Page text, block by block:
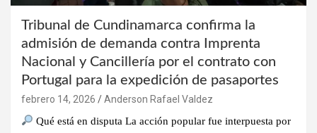
Tribunal de Cundinamarca confirma la
admisión de demanda contra Imprenta
Nacional y Cancillería por el contrato con
Portugal para la expedición de pasaportes
febrero 14, 2026
Anderson Rafael Valdez
Qué está en disputa La acción popular fue interpuesta por